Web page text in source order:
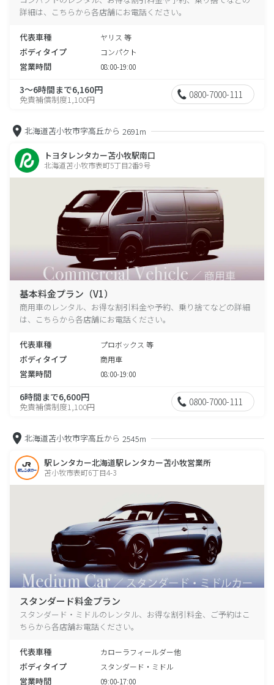
詳細は、こちらから各店舗にお電話ください。
代表車種 ヤリス 等
ボディタイプ コンパクト
営業時間 08:00-19:00
3～6時間まで6,160円
免責補償制度1,100円 0800-7000-111
北海道苫小牧市字高丘から 2691m
トヨタレンタカー苫小牧駅南口
北海道苫小牧市表町5丁目2番9号
基本料金プラン（V1）
商用車のレンタル、お得な割引料金や予約、乗り捨てなどの詳細
は、こちらから各店舗にお電話ください。
代表車種 プロボックス 等
ボディタイプ 商用車
営業時間 08:00-19:00
6時間まで6,600円
免責補償制度1,100円 0800-7000-111
北海道苫小牧市字高丘から 2545m
駅レンタカー北海道駅レンタカー苫小牧営業所
苫小牧市表町6丁目4-3
スタンダード料金プラン
スタンダード・ミドルのレンタル、お得な割引料金、ご予約はこ
ちらから各店舗お電話ください。
代表車種 カローラフィールダー他
ボディタイプ スタンダード・ミドル
営業時間 09:00-17:00